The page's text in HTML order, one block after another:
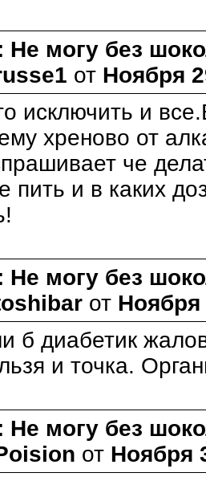
Не могу без
от Ноября
исключить и
хреново от
че
пить и в каких
Не могу без
от Ноября
б диабетик
и точка.
Не могу без
от Ноября